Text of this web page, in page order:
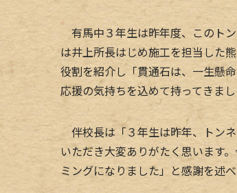
有馬中３年生は昨年度、このト
は井上所長はじめ施工を担当した
役割を紹介し「貫通石は、一生懸
応援の気持ちを込めて持ってきまし
伴校長は「３年生は昨年、トンネ
いただき大変ありがたく思います
ミングになりました」と感謝を述べ